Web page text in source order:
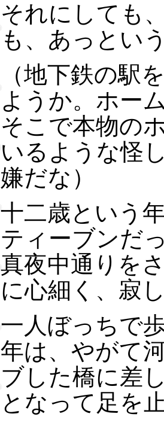
それにしても
も、あっとい
（地下鉄の駅
ようか。ホー
そこで本物の
いるような怪
嫌だな）
十二歳という
ティーブンだ
真夜中通りを
に心細く、寂
一人ぼっちで
年は、やがて
ブした橋に差
となって足を